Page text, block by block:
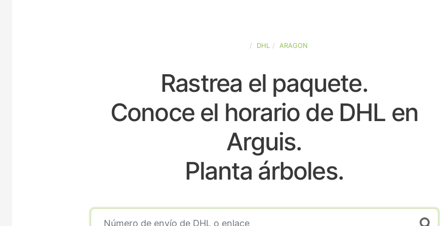
DHL ARAGON
Rastrea el paquete.
Conoce el horario de DHL en
Arguis.
Planta árboles.